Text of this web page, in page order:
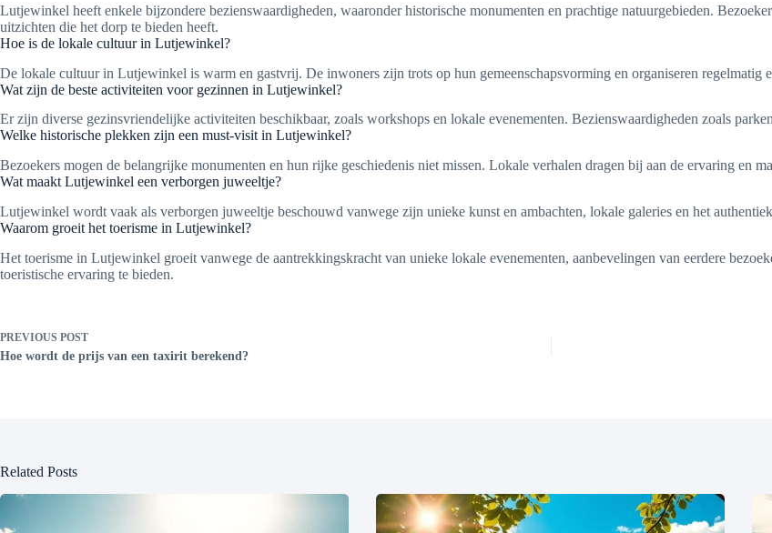
Lutjewinkel heeft enkele bijzondere bezienswaardigheden, waaronder historische monumenten en prachtige natuurgebieden.
uitzichten die het dorp te bieden heeft.
Hoe is de lokale cultuur in Lutjewinkel?
De lokale cultuur in Lutjewinkel is warm en gastvrij. De inwoners zijn trots op hun gemeenschapsvorming en organiseren regelmatig
Wat zijn de beste activiteiten voor gezinnen in Lutjewinkel?
Er zijn diverse gezinsvriendelijke activiteiten beschikbaar, zoals workshops en lokale evenementen. Bezienswaardigheden zoals
Welke historische plekken zijn een must-visit in Lutjewinkel?
Bezoekers mogen de belangrijke monumenten en hun rijke geschiedenis niet missen. Lokale verhalen dragen bij aan de ervaring en
Wat maakt Lutjewinkel een verborgen juweeltje?
Lutjewinkel wordt vaak als verborgen juweeltje beschouwd vanwege zijn unieke kunst en ambachten, lokale galeries en het
Waarom groeit het toerisme in Lutjewinkel?
Het toerisme in Lutjewinkel groeit vanwege de aantrekkingskracht van unieke lokale evenementen, aanbevelingen van eerdere
toeristische ervaring te bieden.
PREVIOUS POST
Hoe wordt de prijs van een taxirit berekend?
Related Posts